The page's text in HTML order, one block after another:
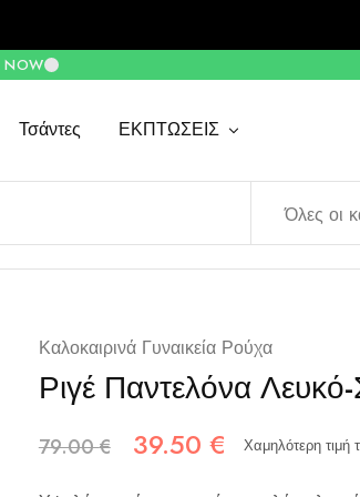
Τσάντες ΕΚΠΤΩΣΕΙΣ
Όλες οι
Καλοκαιρινά Γυναικεία Ρούχα
Ριγέ Παντελόνα
79.00€ 39.50 € Χαμηλότερη τιμή